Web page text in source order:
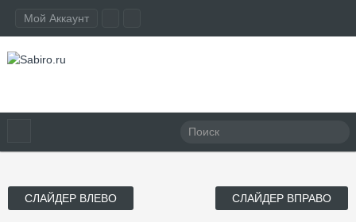
Мой Аккаунт
СЛАЙДЕР ВЛЕВО СЛАЙДЕР ВПРАВО